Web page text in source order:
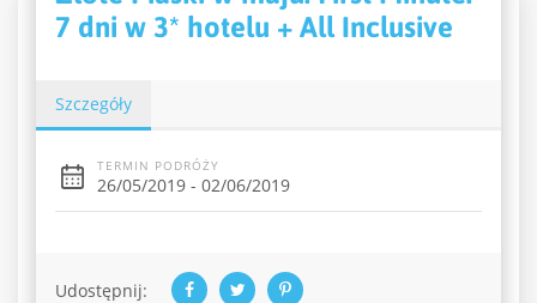
7 dni w 3* hotelu + All Inclusive
Szczegóły
TERMIN PODRÓŻY
26/05/2019 - 02/06/2019
Udostępnij: